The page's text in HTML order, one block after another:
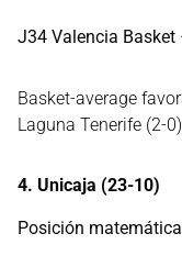
J34 Valencia Basket
Basket-average
Laguna Tenerife (2-0)
4. Unicaja (23-10)
Posición matemática